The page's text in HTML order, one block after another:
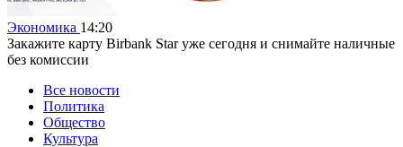
Экономика 14:20
Закажите карту Birbank Star уже сегодня и снимайте наличные
без комиссии
Все новости
Политика
Общество
Культура